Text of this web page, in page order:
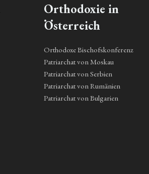
Orthodoxie in
Österreich
Orthodoxe Bischofskonferenz
Patriarchat von Moskau
Patriarchat von Serbien
Patriarchat von Rumänien
Patriarchat von Bulgarien